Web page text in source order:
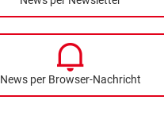
News per Browser-Nachricht